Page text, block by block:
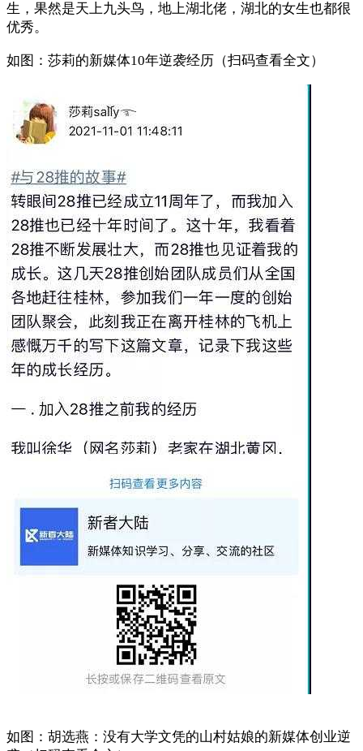
生，果然是天上九头鸟，地上湖北佬，湖北的女生也都很
优秀。
如图：莎莉的新媒体10年逆袭经历（扫码查看全文）
如图：胡选燕：没有大学文凭的山村姑娘的新媒体创业逆